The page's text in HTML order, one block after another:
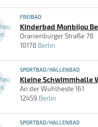
FREIBAD
Kinderbad Monbijou
Oranienburger Straße 78
10178 Berlin
SPORTBAD/HALLENBAD
Kleine Schwimmhalle
An der Wuhlheide 161
12459 Berlin
SPORTBAD/HALLENBAD